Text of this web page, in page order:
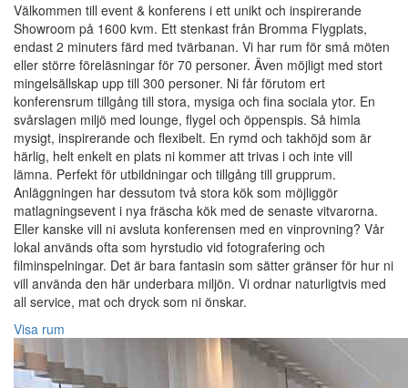
Välkommen till event & konferens i ett unikt och inspirerande
Showroom på 1600 kvm. Ett stenkast från Bromma Flygplats,
endast 2 minuters färd med tvärbanan. Vi har rum för små möten
eller större föreläsningar för 70 personer. Även möjligt med stort
mingelsällskap upp till 300 personer. Ni får förutom ert
konferensrum tillgång till stora, mysiga och fina sociala ytor. En
svårslagen miljö med lounge, flygel och öppenspis. Så himla
mysigt, inspirerande och flexibelt. En rymd och takhöjd som är
härlig, helt enkelt en plats ni kommer att trivas i och inte vill
lämna. Perfekt för utbildningar och tillgång till grupprum.
Anläggningen har dessutom två stora kök som möjliggör
matlagningsevent i nya fräscha kök med de senaste vitvarorna.
Eller kanske vill ni avsluta konferensen med en vinprovning? Vår
lokal används ofta som hyrstudio vid fotografering och
filminspelningar. Det är bara fantasin som sätter gränser för hur ni
vill använda den här underbara miljön. Vi ordnar naturligtvis med
all service, mat och dryck som ni önskar.
Visa rum